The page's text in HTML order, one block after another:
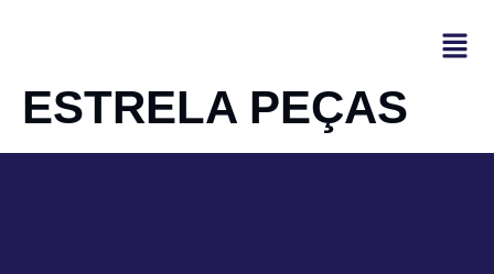
ESTRELA PEÇAS